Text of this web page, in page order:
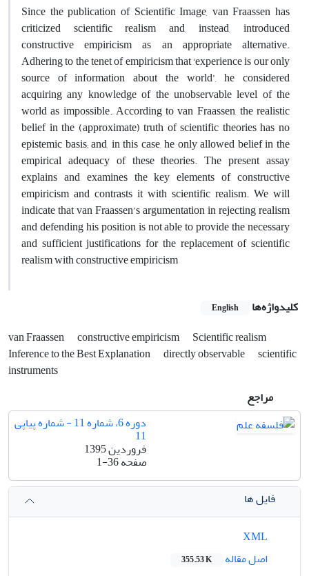
Since the publication of Scientific Image, van Fraassen has
criticized scientific realism and, instead, introduced
constructive empiricism as an appropriate alternative.
Adhering to the tenet of empiricism that ‘experience is our only
source of information about the world’, he considered
acquiring any knowledge of the unobservable level of the
world as impossible. According to van Fraassen, the realistic
belief in the (approximate) truth of scientific theories has no
epistemic basis; and, in this case, he only allowed belief in the
empirical adequacy of these theories. The present assay
explains and examines the key elements of constructive
empiricism and contrasts it with scientific realism. We will
indicate that van Fraassen’s argumentation in rejecting realism
and defending his position is not able to provide the necessary
and sufficient justifications for the replacement of scientific
realism with constructive empiricism
کلیدواژه‌ها English
van Fraassen constructive empiricism
Scientific realism
Inference to the Best Explanation
directly observable
scientific
instruments
مراجع
دوره 6، شماره 11 - شماره پیاپی
11
فروردین 1395
صفحه1-36
فایل ها
اصل مقاله
355.53 K